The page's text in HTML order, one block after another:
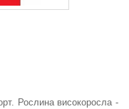
Рослина високоросла -